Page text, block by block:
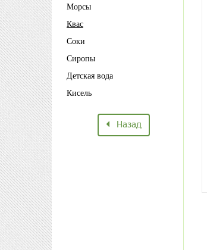
Морсы
Квас
Соки
Сиропы
Детская вода
Кисель
Назад